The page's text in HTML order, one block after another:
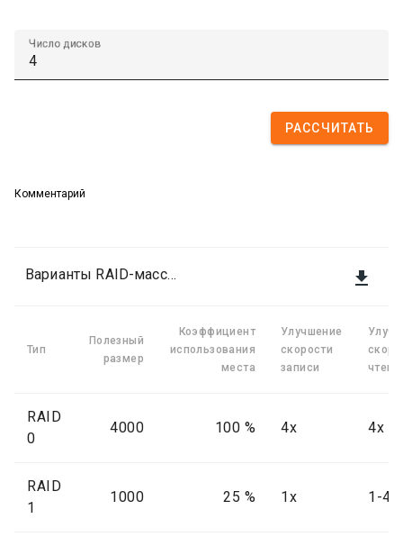
Число дисков
РАССЧИТАТЬ
Комментарий

Варианты RAID-массивов
Тип
Полезный
размер
Коэффициент
использования
места
Улучшение
скорости
записи
RAID
0
4000 100 % 4x 4x
RAID
1
1000 25 % 1x 1-4x